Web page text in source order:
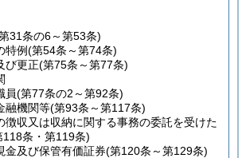
31条の6～第53条)
特例(第54条～第74条)
び更正(第75条～第77条)
員(第77条の2～第92条)
融機関等(第93条～第117条)
徴収又は収納に関する事務の委託を受けた
118条・第119条)
金及び保管有価証券(第120条～第129条)